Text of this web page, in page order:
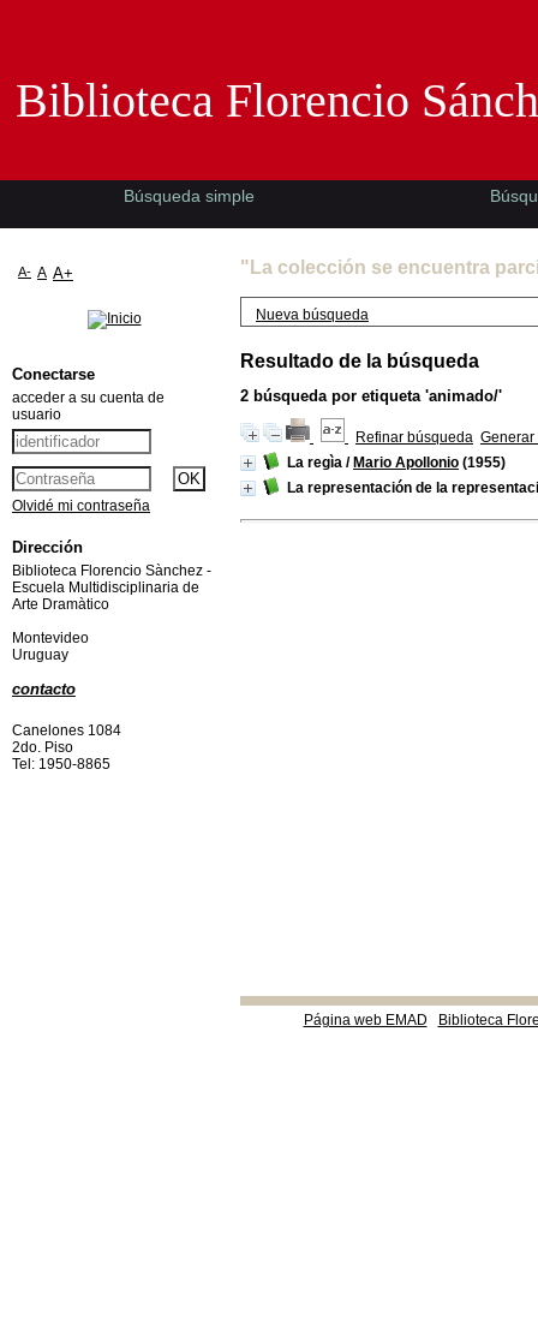
"La colección se encuentra
Nueva búsqueda
Resultado de la búsqueda
2 búsqueda por etiqueta 'animado/'
Refinar búsqueda Generar
La regìa / Mario Apollonio (1955)
La representación de la
Página web EMAD Biblioteca
Biblioteca Florencio
Búsqueda simple
A- A A+
Conectarse
acceder a su cuenta de
usuario
Olvidé mi contraseña
Dirección
Biblioteca Florencio Sànchez -
Escuela Multidisciplinaria de
Arte Dramàtico
Montevideo
Uruguay
contacto
Canelones 1084
2do. Piso
Tel: 1950-8865